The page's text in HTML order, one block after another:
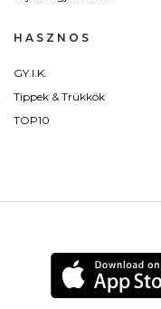
HASZNOS
GY.I.K.
Tippek & Trükkök
TOP10